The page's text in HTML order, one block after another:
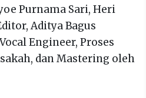
Purnama Sari, Heri
Aditya Bagus
Engineer, Proses
dan Mastering oleh